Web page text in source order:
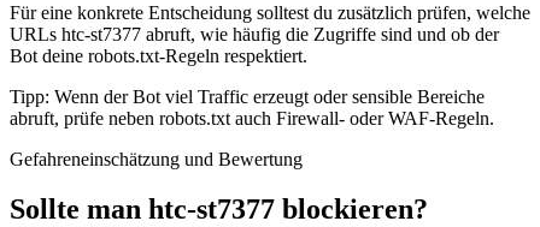
Für eine konkrete Entscheidung solltest du zusätzlich prüfen, welche
URLs htc-st7377 abruft, wie häufig die Zugriffe sind und ob der
Bot deine robots.txt-Regeln respektiert.
Tipp: Wenn der Bot viel Traffic erzeugt oder sensible Bereiche
abruft, prüfe neben robots.txt auch Firewall- oder WAF-Regeln.
Gefahreneinschätzung und Bewertung
Sollte man htc-st7377 blockieren?